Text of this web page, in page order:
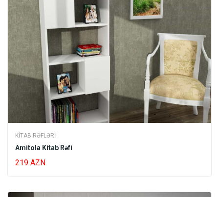
KITAB RƏFLƏRI
Amitola Kitab Rəfi
219 AZN